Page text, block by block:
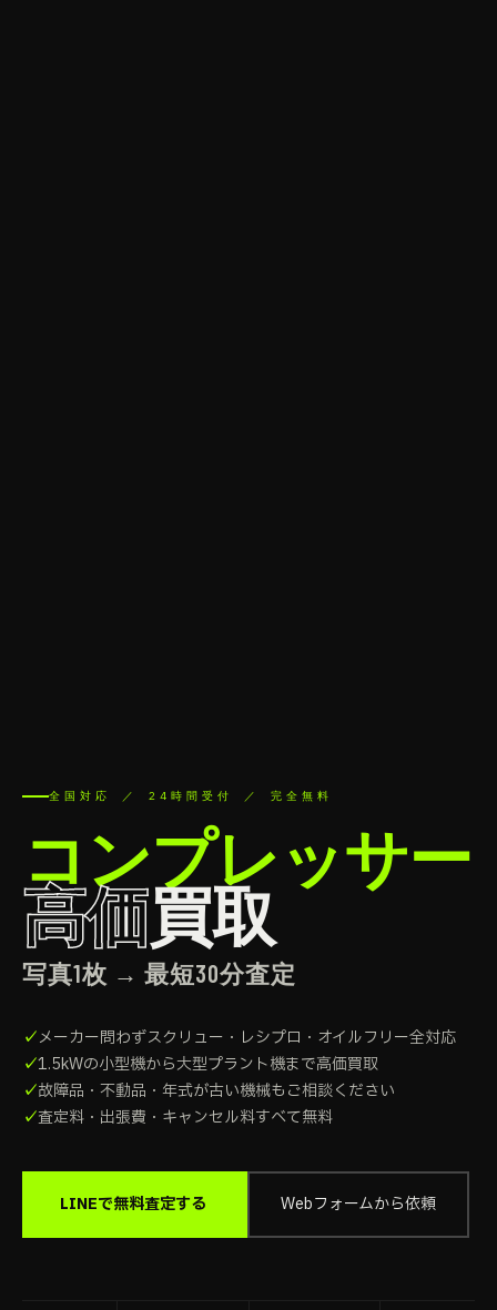
全国対応 ／ 24時間受付 ／ 完全無料
コンプレッサー
高価買取
写真1枚 → 最短30分査定
メーカー問わずスクリュー・レシプロ・オイルフリー全対応
1.5kWの小型機から大型プラント機まで高価買取
故障品・不動品・年式が古い機械もご相談ください
査定料・出張費・キャンセル料すべて無料
LINEで無料査定する → Webフォームから依頼